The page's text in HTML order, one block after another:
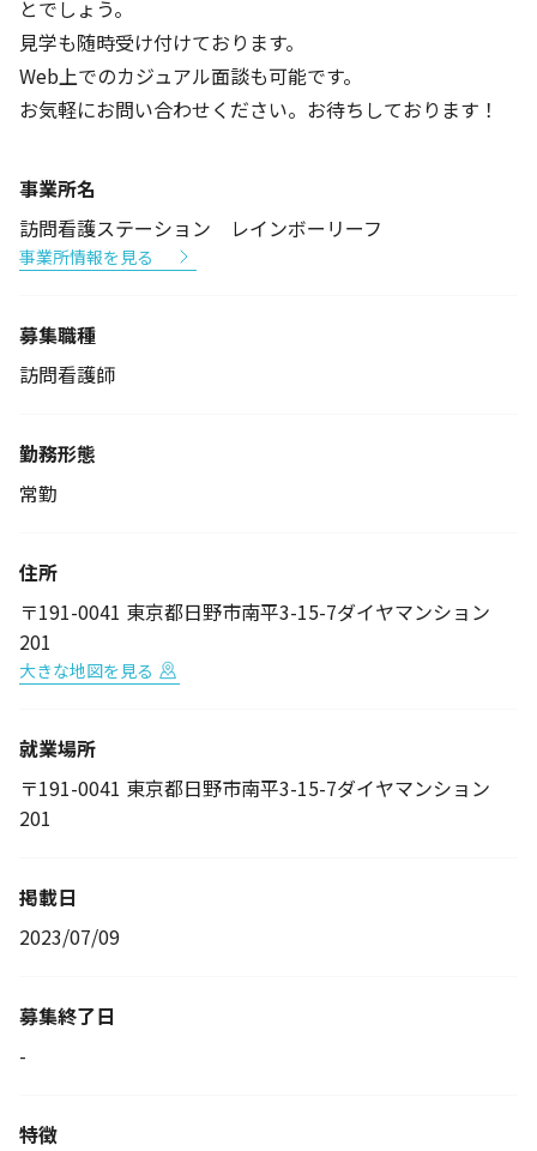
とでしょう。
見学も随時受け付けております。
Web上でのカジュアル面談も可能です。
お気軽にお問い合わせください。お待ちしております！
事業所名
訪問看護ステーション レインボーリーフ
事業所情報を見る
募集職種
訪問看護師
勤務形態
常勤
住所
〒191-0041 東京都日野市南平3-15-7ダイヤマンション
201
大きな地図を見る
就業場所
〒191-0041 東京都日野市南平3-15-7ダイヤマンション
201
掲載日
2023/07/09
募集終了日
-
特徴